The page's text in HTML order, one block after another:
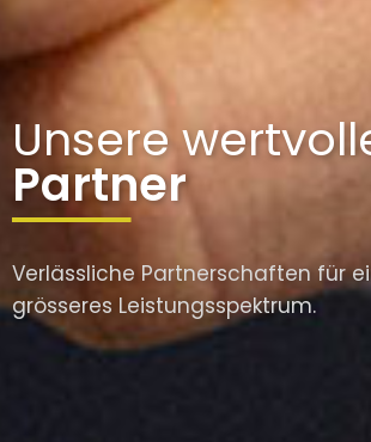
Unsere
Partner
Verlässliche Partnerschaften für
grösseres Leistungsspektrum.